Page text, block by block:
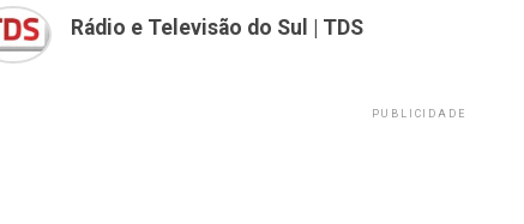
Rádio e Televisão do Sul | TDS
PUBLICIDADE